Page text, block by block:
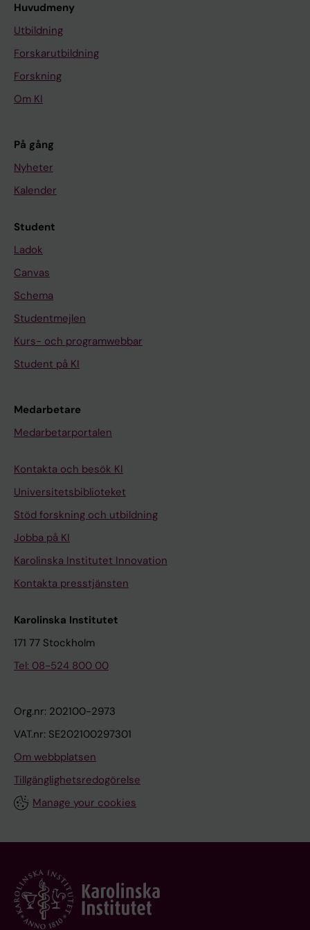
Huvudmeny
Utbildning
Forskarutbildning
Forskning
Om KI
På gång
Nyheter
Kalender
Student
Ladok
Canvas
Schema
Studentmejlen
Kurs- och programwebbar
Student på KI
Medarbetare
Medarbetarportalen
Kontakta och besök KI
Universitetsbiblioteket
Stöd forskning och utbildning
Jobba på KI
Karolinska Institutet Innovation
Kontakta presstjänsten
Karolinska Institutet
171 77 Stockholm
Tel: 08-524 800 00
Org.nr: 202100-2973
VAT.nr: SE202100297301
Om webbplatsen
Tillgänglighetsredogörelse
Manage your cookies